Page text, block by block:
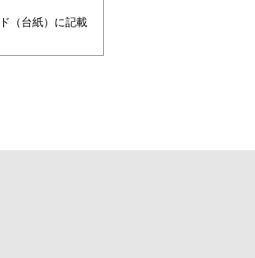
（台紙）に記載